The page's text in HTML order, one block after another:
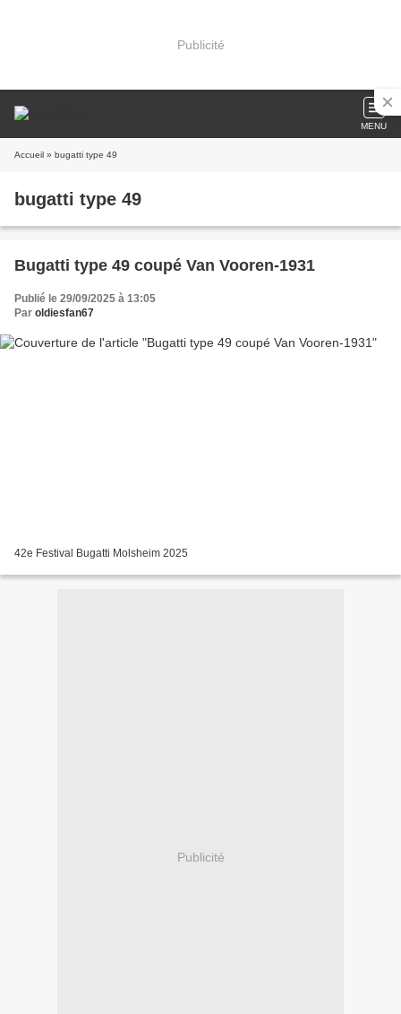
Publicité
MENU
Accueil » bugatti type 49
bugatti type 49
Bugatti type 49 coupé Van Vooren-1931
Publié le 29/09/2025 à 13:05
Par oldiesfan67
42e Festival Bugatti Molsheim 2025
Publicité